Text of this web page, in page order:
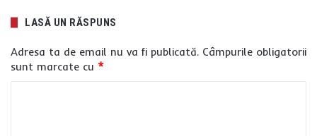
LASĂ UN RĂSPUNS
Adresa ta de email nu va fi publicată. Câmpurile obligatorii
sunt marcate cu *